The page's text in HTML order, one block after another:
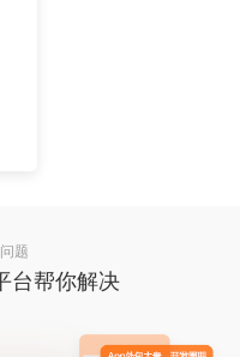
题
台帮你解决